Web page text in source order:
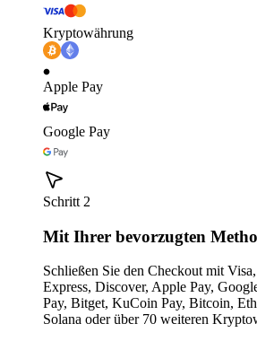
Kryptowährung
Apple Pay
Google Pay
Schritt 2
Mit Ihrer bevorzugten
Schließen Sie den Checkout mit
Express, Discover, Apple Pay,
Pay, Bitget, KuCoin Pay, Bitcoin,
Solana oder über 70 weiteren